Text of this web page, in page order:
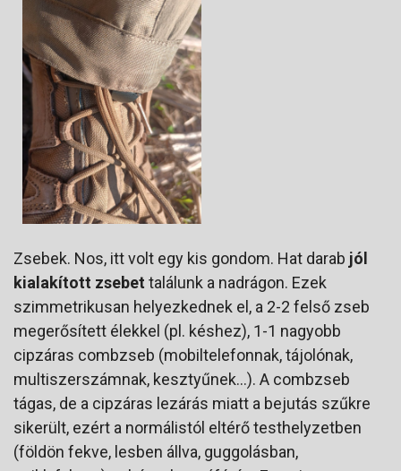
Zsebek. Nos, itt volt egy kis gondom. Hat darab jól
kialakított zsebet találunk a nadrágon. Ezek
szimmetrikusan helyezkednek el, a 2-2 felső zseb
megerősített élekkel (pl. késhez), 1-1 nagyobb
cipzáras combzseb (mobiltelefonnak, tájolónak,
multiszerszámnak, kesztyűnek...). A combzseb
tágas, de a cipzáras lezárás miatt a bejutás szűkre
sikerült, ezért a normálistól eltérő testhelyzetben
(földön fekve, lesben állva, guggolásban,